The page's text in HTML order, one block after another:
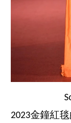
2023金鐘紅